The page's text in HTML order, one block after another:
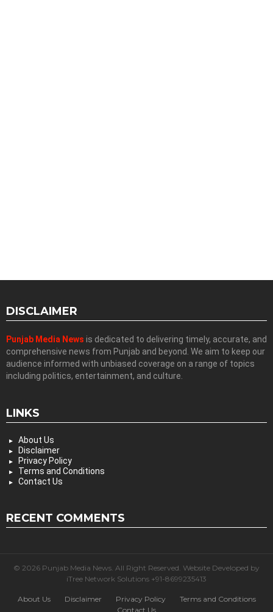
DISCLAIMER
Punjab Media News is dedicated to delivering timely, accurate, and
comprehensive news from Punjab and beyond. We aim to keep our
audience informed with unbiased coverage on a range of topics
including politics, entertainment, and culture.
LINKS
About Us
Disclaimer
Privacy Policy
Terms and Conditions
Contact Us
RECENT COMMENTS
© 2026 Punjab Media News. All Right Reserved. Website Developed by
iTree Network Solutions +91-8699235413
About Us Disclaimer Privacy Policy
Terms and Conditions
Contact Us